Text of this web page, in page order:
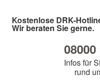
Kostenlose DRK-
Wir beraten Sie gerne.
08000
Infos für
rund